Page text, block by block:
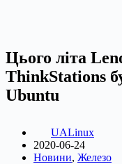
Цього літа
ThinkStations
Ubuntu
UALinux
2020-06-24
Новини, Железо